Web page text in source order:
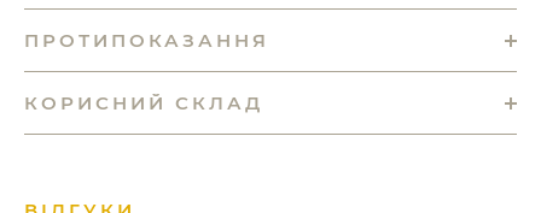
ПРОТИПОКАЗАННЯ
КОРИСНИЙ СКЛАД